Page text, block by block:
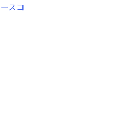
スコ